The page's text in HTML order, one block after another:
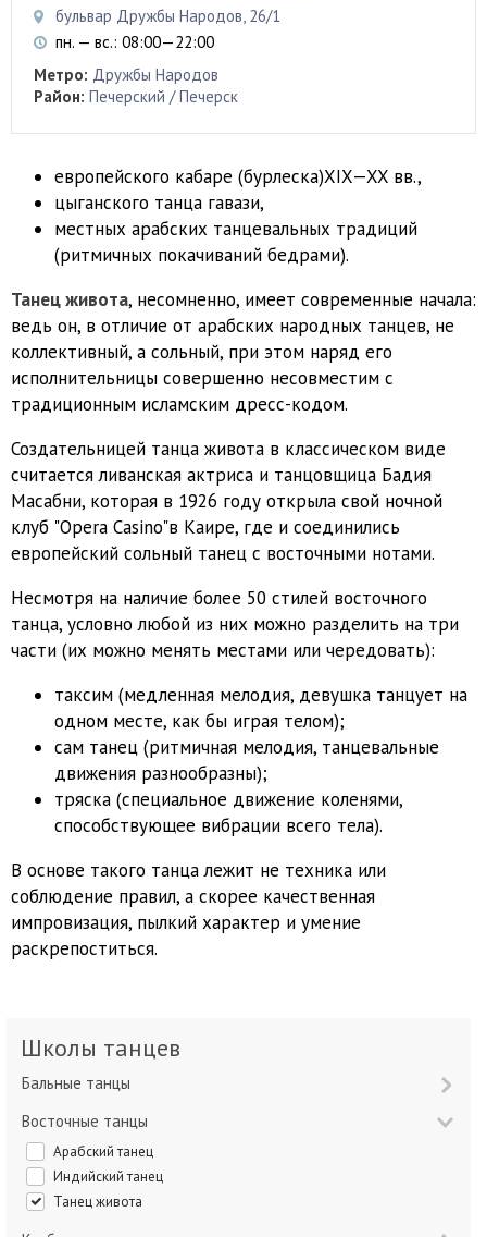
бульвар Дружбы Народов, 26/1
пн. — вс.: 08:00—22:00
Метро: Дружбы Народов
Район: Печерский / Печерск
европейского кабаре (бурлеска)XIX—XX вв.,
цыганского танца гавази,
местных арабских танцевальных традиций
(ритмичных покачиваний бедрами).
Танец живота, несомненно, имеет современные начала:
ведь он, в отличие от арабских народных танцев, не
коллективный, а сольный, при этом наряд его
исполнительницы совершенно несовместим с
традиционным исламским дресс-кодом.
Создательницей танца живота в классическом виде
считается ливанская актриса и танцовщица Бадия
Масабни, которая в 1926 году открыла свой ночной
клуб "Opera Casino"в Каире, где и соединились
европейский сольный танец с восточными нотами.
Несмотря на наличие более 50 стилей восточного
танца, условно любой из них можно разделить на три
части (их можно менять местами или чередовать):
таксим (медленная мелодия, девушка танцует на
одном месте, как бы играя телом);
сам танец (ритмичная мелодия, танцевальные
движения разнообразны);
тряска (специальное движение коленями,
способствующее вибрации всего тела).
В основе такого танца лежит не техника или
соблюдение правил, а скорее качественная
импровизация, пылкий характер и умение
раскрепоститься.
Школы танцев
Бальные танцы
Восточные танцы
Арабский танец
Индийский танец
Танец живота